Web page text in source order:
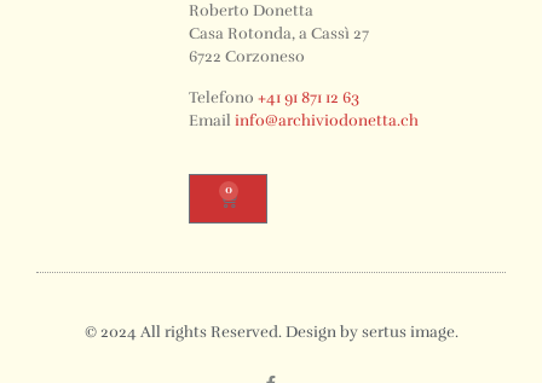
Roberto Donetta
Casa Rotonda, a Cassì 27
6722 Corzoneso
Telefono+41 91 871 12 63
Emailinfo@archiviodonetta.ch
0
© 2024 All rights Reserved. Design by sertus image.